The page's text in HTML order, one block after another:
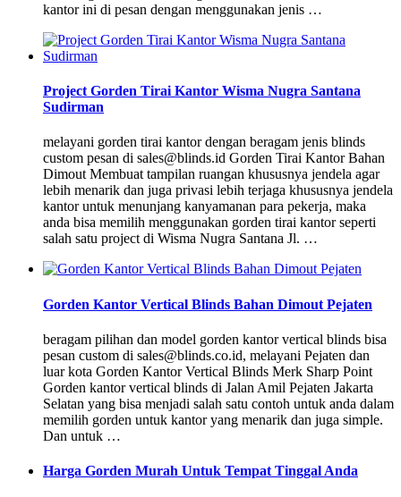
kantor ini di pesan dengan menggunakan jenis …
Project Gorden Tirai Kantor Wisma Nugra Santana
Sudirman
melayani gorden tirai kantor dengan beragam jenis blinds
custom pesan di sales@blinds.id Gorden Tirai Kantor Bahan
Dimout Membuat tampilan ruangan khususnya jendela agar
lebih menarik dan juga privasi lebih terjaga khususnya jendela
kantor untuk menunjang kanyamanan para pekerja, maka
anda bisa memilih menggunakan gorden tirai kantor seperti
salah satu project di Wisma Nugra Santana Jl. …
Gorden Kantor Vertical Blinds Bahan Dimout Pejaten
beragam pilihan dan model gorden kantor vertical blinds bisa
pesan custom di sales@blinds.co.id, melayani Pejaten dan
luar kota Gorden Kantor Vertical Blinds Merk Sharp Point
Gorden kantor vertical blinds di Jalan Amil Pejaten Jakarta
Selatan yang bisa menjadi salah satu contoh untuk anda dalam
memilih gorden untuk kantor yang menarik dan juga simple.
Dan untuk …
Harga Gorden Murah Untuk Tempat Tinggal Anda